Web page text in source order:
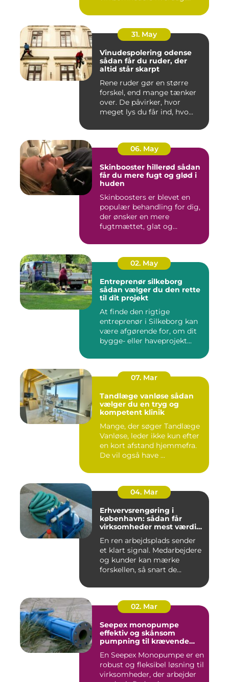
31. May
Vinudespolering odense
sådan får du ruder, der
altid står skarpt
Rene ruder gør en større
forskel, end mange tænker
over. De påvirker, hvor
meget lys du får ind, hvo...
06. May
Skinbooster hillerød sådan
får du mere fugt og glød i
huden
Skinboosters er blevet en
populær behandling for dig,
der ønsker en mere
fugtmættet, glat og
02. May
Entreprenør silkeborg
sådan vælger du den rette
til dit projekt
At finde den rigtige
entreprenør i Silkeborg kan
være afgørende for, om dit
bygge- eller haveprojekt...
07. Mar
Tandlæge vanløse sådan
vælger du en tryg og
kompetent klinik
Mange, der søger Tandlæge
Vanløse, leder ikke kun efter
en kort afstand hjemmefra.
De vil også have ...
04. Mar
Erhvervsrengøring i
københavn: sådan får
virksomheder mest værdi
En ren arbejdsplads sender
et klart signal. Medarbejdere
og kunder kan mærke
forskellen, så snart de...
02. Mar
Seepex monopumpe
effektiv og skånsom
pumpning til krævende
En Seepex Monopumpe er en
robust og fleksibel løsning til
virksomheder, der arbejder